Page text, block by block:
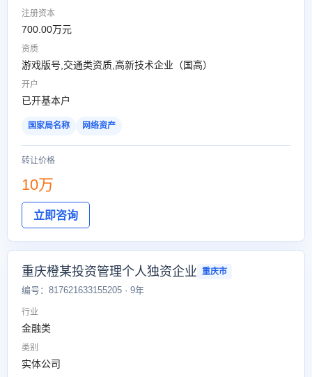
注册资本
700.00万元
资质
游戏版号,交通类资质,高新技术企业（国高）
开户
已开基本户
国家局名称 网络资产
转让价格
10万
立即咨询
重庆橙某投资管理个人独资企业 重庆市
编号：817621633155205 · 9年
行业
金融类
类别
实体公司